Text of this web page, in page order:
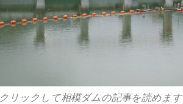
クリックして相模ダムの記事を読めます